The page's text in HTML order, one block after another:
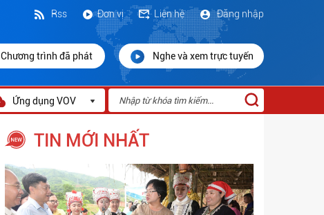
Đăng nhập
Liên hệ
Đơn vị
Rss
Chương trình đã phát Nghe và xem trực tuyến
Ứng dụng VOV
TIN MỚI NHẤT